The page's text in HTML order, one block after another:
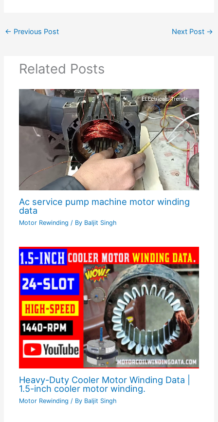
← Previous Post Next Post →
Related Posts
Ac service pump machine motor winding
data
Motor Rewinding / By Baljit Singh
Heavy-Duty Cooler Motor Winding Data |
1.5-inch cooler motor winding.
Motor Rewinding / By Baljit Singh